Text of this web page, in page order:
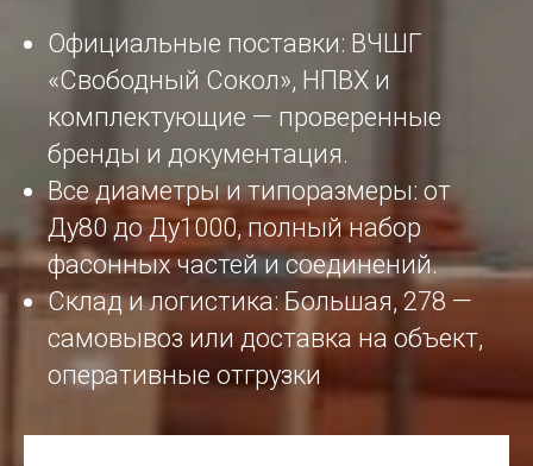
Официальные поставки: ВЧШГ
«Свободный Сокол», НПВХ и
комплектующие — проверенные
бренды и документация.
Все диаметры и типоразмеры: от
Ду80 до Ду1000, полный набор
фасонных частей и соединений.
Склад и логистика: Большая, 278 —
самовывоз или доставка на объект,
оперативные отгрузки